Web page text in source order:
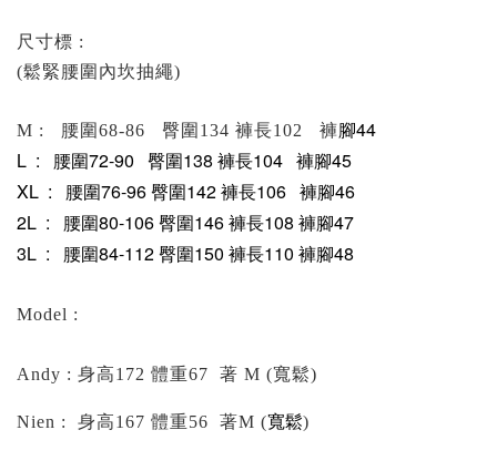
尺寸標 :
(鬆緊腰圍內坎抽繩)
M : 腰圍68-86 臀圍134 褲長102 褲腳44
L : 腰圍72-90 臀圍138 褲長104 褲腳45
XL : 腰圍76-96 臀圍142 褲長106 褲腳46
2L : 腰圍80-106 臀圍146 褲長108 褲腳47
3L : 腰圍84-112 臀圍150 褲長110 褲腳48
Model :
Andy : 身高172 體重67 著 M (寬鬆)
Nien : 身高167 體重56 著M (寬鬆)